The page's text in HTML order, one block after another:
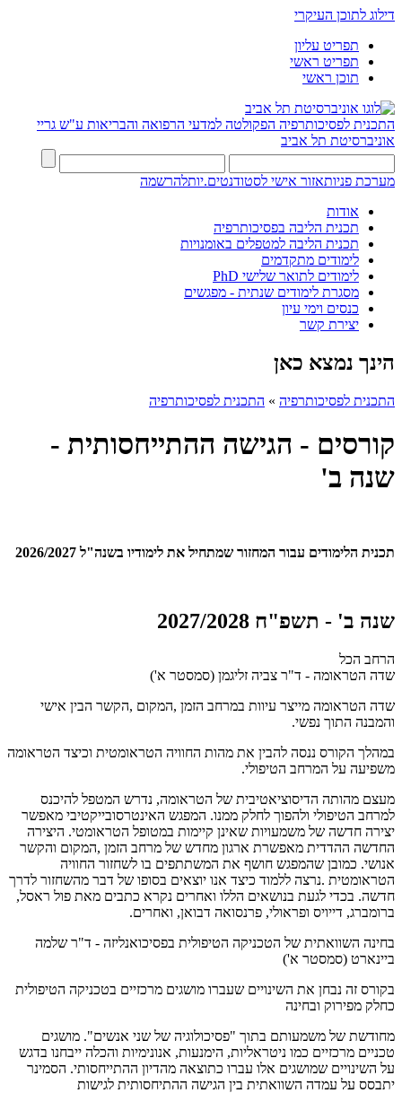
דילוג לתוכן העיקרי
תפריט עליון
תפריט ראשי
תוכן ראשי
התכנית לפסיכותרפיה הפקולטה למדעי הרפואה והבריאות ע"ש גריי
אוניברסיטת תל אביב
מערכת פניותאזור אישי לסטודנטים.יותלהרשמה
אודות
תכנית הליבה בפסיכותרפיה
תכנית הליבה למטפלים באומנויות
לימודים מתקדמים
לימודים לתואר שלישי PhD
מסגרת לימודים שנתית - מפגשים
כנסים וימי עיון
יצירת קשר
הינך נמצא כאן
התכנית לפסיכותרפיה » התכנית לפסיכותרפיה
קורסים - הגישה ההתייחסותית -
שנה ב'
תכנית הלימודים עבור המחזור שמתחיל את לימודיו בשנה"ל 2026/2027
שנה ב' - תשפ"ח 2027/2028
הרחב הכל
שדה הטראומה - ד"ר צביה זליגמן (סמסטר א')
שדה הטראומה מייצר עיוות במרחב הזמן ,המקום ,הקשר הבין אישי
והמבנה התוך נפשי.
במהלך הקורס ננסה להבין את מהות החוויה הטראומטית וכיצד הטראומה
משפיעה על המרחב הטיפולי.
מעצם מהותה הדיסוציאטיבית של הטראומה, נדרש המטפל להיכנס
למרחב הטיפולי ולהפוך לחלק ממנו. המפגש האינטרסובייקטיבי מאפשר
יצירה חדשה של משמעויות שאינן קיימות במטופל הטראומטי. היצירה
החדשה ההדדית מאפשרת ארגון מחדש של מרחב הזמן ,המקום והקשר
אנושי. כמובן שהמפגש חושף את המשתתפים בו לשחזור החוויה
הטראומטית .נרצה ללמוד כיצד אנו יוצאים בסופו של דבר מהשחזור לדרך
חדשה. בכדי לגעת בנושאים הללו ואחרים נקרא כתבים מאת פול ראסל,
ברומברג, דייויס ופראולי, פרנסואה דבואן, ואחרים.
בחינה השוואתית של הטכניקה הטיפולית בפסיכואנליזה - ד"ר שלמה
ביינארט (סמסטר א')
בקורס זה נבחן את השינויים שעברו מושגים מרכזיים בטכניקה הטיפולית
כחלק מפירוק ובחינה
מחודשת של משמעותם בתוך "פסיכולוגיה של שני אנשים". מושגים
טכניים מרכזיים כמו ניטראליות, הימנעות, אנונימיות והכלה ייבחנו בדגש
על השינויים שמושגים אלו עברו כתוצאה מהדיון ההתייחסותי. הסמינר
יתבסס על עמדה השוואתית בין הגישה ההתיחסותית לגישות